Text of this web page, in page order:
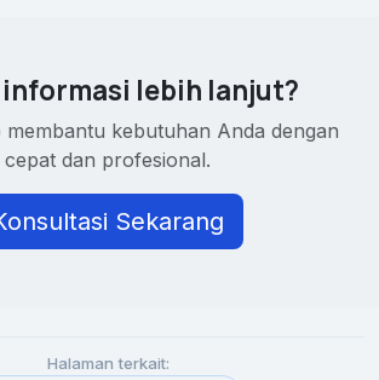
lebih lanjut?
membantu kebutuhan Anda dengan
cepat dan profesional.
Sekarang
Halaman terkait: